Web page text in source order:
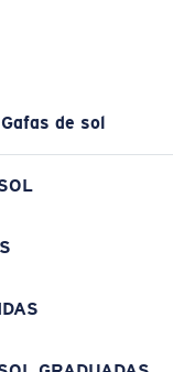
Gafas de sol